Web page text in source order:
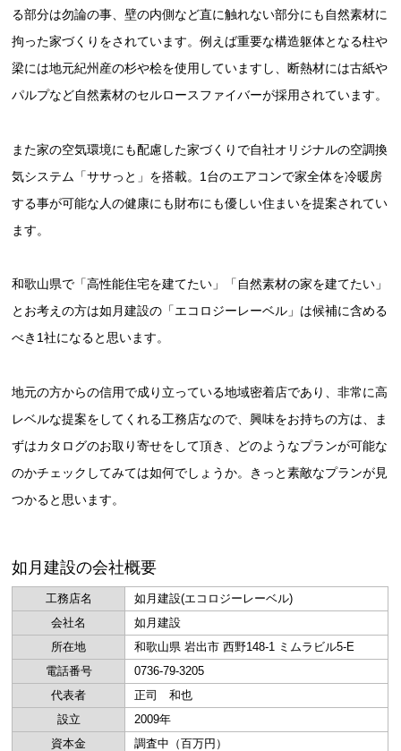
る部分は勿論の事、壁の内側など直に触れない部分にも自然素材に
拘った家づくりをされています。例えば重要な構造躯体となる柱や
梁には地元紀州産の杉や桧を使用していますし、断熱材には古紙や
パルプなど自然素材のセルロースファイバーが採用されています。
また家の空気環境にも配慮した家づくりで自社オリジナルの空調換
気システム「ササっと」を搭載。1台のエアコンで家全体を冷暖房
する事が可能な人の健康にも財布にも優しい住まいを提案されてい
ます。
和歌山県で「高性能住宅を建てたい」「自然素材の家を建てたい」
とお考えの方は如月建設の「エコロジーレーベル」は候補に含める
べき1社になると思います。
地元の方からの信用で成り立っている地域密着店であり、非常に高
レベルな提案をしてくれる工務店なので、興味をお持ちの方は、ま
ずはカタログのお取り寄せをして頂き、どのようなプランが可能な
のかチェックしてみては如何でしょうか。きっと素敵なプランが見
つかると思います。
如月建設の会社概要
工務店名
如月建設(エコロジーレーベル)
会社名
如月建設
所在地
和歌山県 岩出市 西野148-1 ミムラビル5-E
電話番号
0736-79-3205
代表者
正司 和也
設立
2009年
資本金
調査中（百万円）